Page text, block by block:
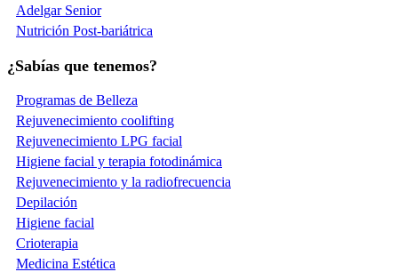
Adelgar Senior
Nutrición Post-bariátrica
¿Sabías que tenemos?
Programas de Belleza
Rejuvenecimiento coolifting
Rejuvenecimiento LPG facial
Higiene facial y terapia fotodinámica
Rejuvenecimiento y la radiofrecuencia
Depilación
Higiene facial
Crioterapia
Medicina Estética